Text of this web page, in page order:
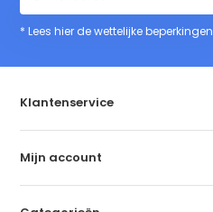
* Lees hier de wettelijke beperkingen
Klantenservice
Mijn account